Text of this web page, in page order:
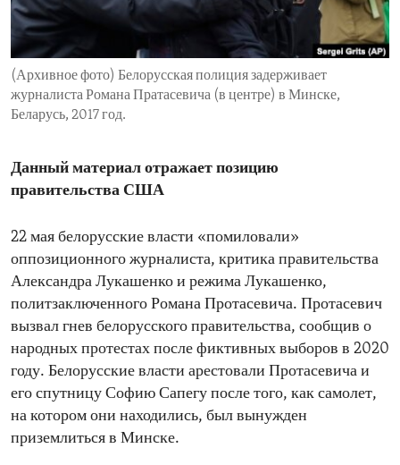
ENVIRONMENT AND HEALTH
IDEALS AND INSTITUTIONS
(Архивное фото) Белорусская полиция задерживает
журналиста Романа Пратасевича (в центре) в Минске,
Беларусь, 2017 год.
Данный материал отражает позицию
правительства США
22 мая белорусские власти «помиловали»
оппозиционного журналиста, критика правительства
Александра Лукашенко и режима Лукашенко,
политзаключенного Романа Протасевича. Протасевич
вызвал гнев белорусского правительства, сообщив о
народных протестах после фиктивных выборов в 2020
году. Белорусские власти арестовали Протасевича и
его спутницу Софию Сапегу после того, как самолет,
на котором они находились, был вынужден
приземлиться в Минске.